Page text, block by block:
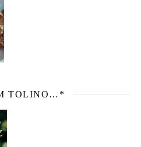
TOLINO…*